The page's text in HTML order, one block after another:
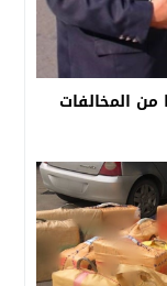
من المخالفات